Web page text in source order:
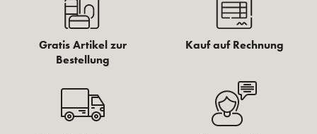
Gratis Artikel zur
Bestellung
Kauf auf Rechnung